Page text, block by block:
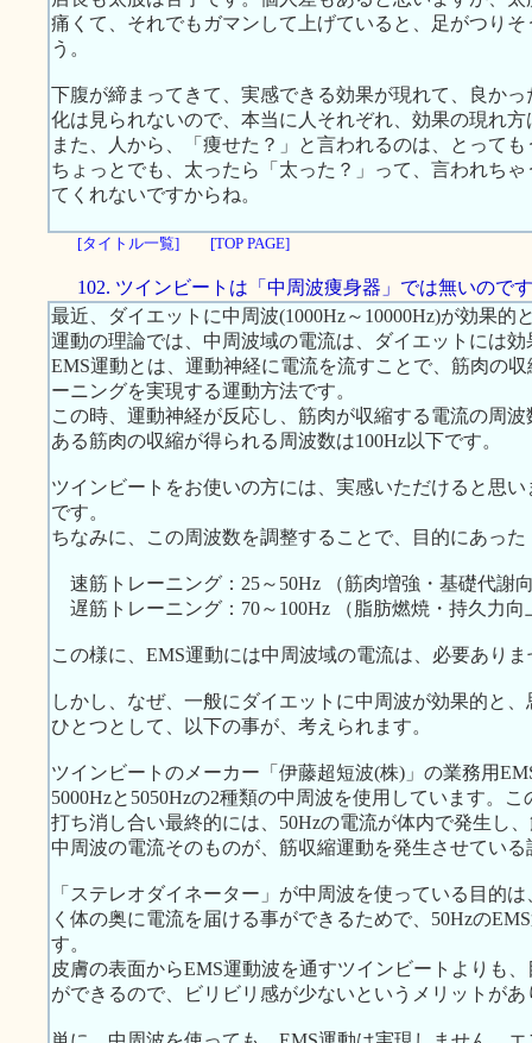
痛くて、それでもガマンして上げていると、足がつり
う。
下腹が締まってきて、実感できる効果が現れて、良か
化は見られないので、本当に人それぞれ、効果の現れ方
また、人から、「痩せた？」と言われるのは、とって
ちょっとでも、太ったら「太った？」って、言われち
てくれないですからね。
[タイトル一覧] [TOP PAGE]
102. ツインビートは「中周波痩身器」では無いので
最近、ダイエットに中周波(1000Hz～10000Hz)が効果的
運動の理論では、中周波域の電流は、ダイエットには
EMS運動とは、運動神経に電流を流すことで、筋肉の
ーニングを実現する運動方法です。
この時、運動神経が反応し、筋肉が収縮する電流の周
ある筋肉の収縮が得られる周波数は100Hz以下です。
ツインビートをお使いの方には、実感いただけると思
です。
ちなみに、この周波数を調整することで、目的にあっ
速筋トレーニング：25～50Hz （筋肉増強・基礎代謝
遅筋トレーニング：70～100Hz （脂肪燃焼・持久力向
この様に、EMS運動には中周波域の電流は、必要ありま
しかし、なぜ、一般にダイエットに中周波が効果的と
ひとつとして、以下の事が、考えられます。
ツインビートのメーカー「伊藤超短波(株)」の業務用
5000Hzと5050Hzの2種類の中周波を使用しています。
打ち消し合い最終的には、50Hzの電流が体内で発生し
中周波の電流そのものが、筋収縮運動を発生させてい
「ステレオダイネーター」が中周波を使っている目的
く体の奥に電流を届ける事ができるためで、50Hzの
す。
皮膚の表面からEMS運動波を通すツインビートよりも
ができるので、ビリビリ感が少ないというメリットがあ